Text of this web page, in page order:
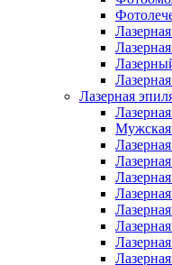
Лазерная
Мужская